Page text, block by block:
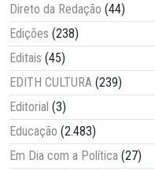
Direto da Redação (44)
Edições (238)
Editais (45)
EDITH CULTURA (239)
Editorial (3)
Educação (2.483)
Em Dia com a Política (27)